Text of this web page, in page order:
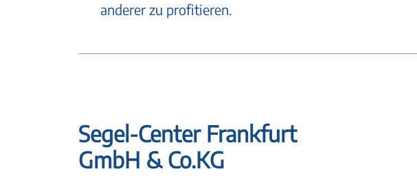
anderer zu profitieren.
Segel-Center Frankfurt
GmbH & Co.KG